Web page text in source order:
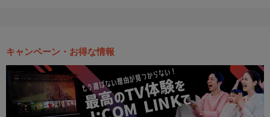
キャンペーン・お得な情報